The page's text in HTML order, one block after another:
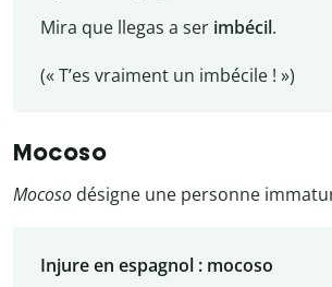
Mira que llegas a ser imbécil.
(« T’es vraiment un imbécile ! »)
Mocoso
Mocoso désigne une personne
Injure en espagnol : mocoso